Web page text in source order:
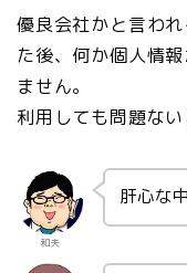
優良会社かと言わ
た後、何か個人情
ません。
利用しても問題ない
和夫
肝心な